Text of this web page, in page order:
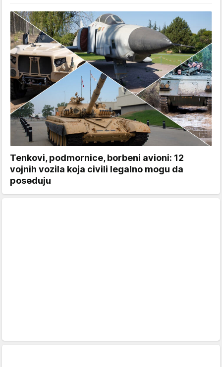
Tenkovi, podmornice, borbeni avioni: 12
vojnih vozila koja civili legalno mogu da
poseduju